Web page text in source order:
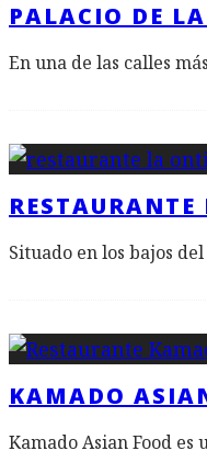
PALACIO DE
En una de las calles
Situado en los bajos
KAMADO
Kamado Asian Food